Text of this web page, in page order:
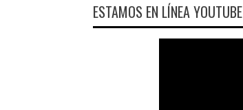
ESTAMOS EN LÍNEA YOUTUBE